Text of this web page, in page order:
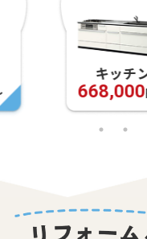
キッチン
668,000円〜